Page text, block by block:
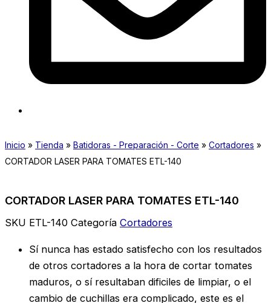
Inicio » Tienda » Batidoras - Preparación - Corte » Cortadores »
CORTADOR LASER PARA TOMATES ETL-140
CORTADOR LASER PARA TOMATES ETL-140
SKU ETL-140 Categoría Cortadores
Sí nunca has estado satisfecho con los resultados
de otros cortadores a la hora de cortar tomates
maduros, o sí resultaban dificiles de limpiar, o el
cambio de cuchillas era complicado, este es el